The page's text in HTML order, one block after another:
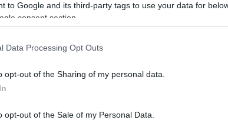
to Google and its third-party tags to use your data for
consent section.
Data Processing Opt Outs
opt-out of the Sharing of my personal data.
opt-out of the Sale of my Personal Data.
46
Joseph Colley
Wiktor Biedrzycki
Marc Carbó